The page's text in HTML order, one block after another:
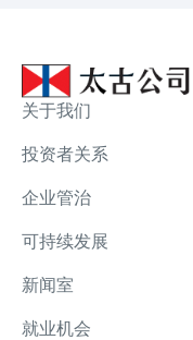
关于我们
投资者关系
企业管治
可持续发展
新闻室
就业机会